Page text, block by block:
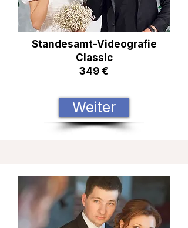
Standesamt-Videografie
Classic
349 €
Weiter